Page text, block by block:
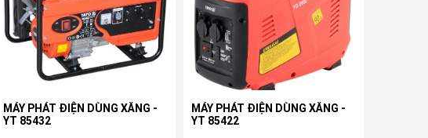
MÁY PHÁT ĐIỆN DÙNG XĂNG -
YT 85432
MÁY PHÁT ĐIỆN DÙNG XĂNG -
YT 85422